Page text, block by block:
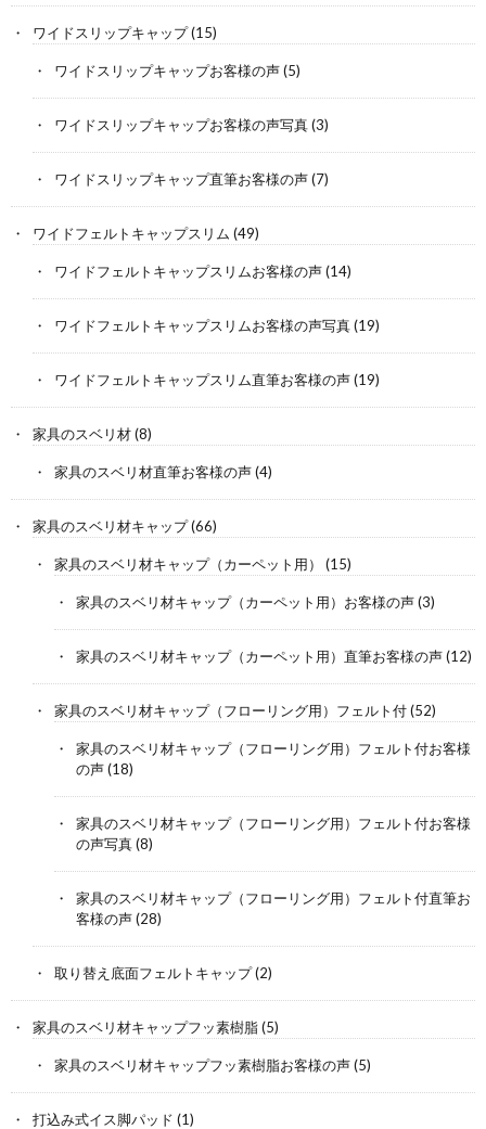
ワイドスリップキャップ(15)
ワイドスリップキャップお客様の声(5)
ワイドスリップキャップお客様の声写真(3)
ワイドスリップキャップ直筆お客様の声(7)
ワイドフェルトキャップスリム (49)
ワイドフェルトキャップスリムお客様の声(14)
ワイドフェルトキャップスリムお客様の声写真(19)
ワイドフェルトキャップスリム直筆お客様の声(19)
家具のスベリ材(8)
家具のスベリ材直筆お客様の声(4)
家具のスベリ材キャップ(66)
家具のスベリ材キャップ（カーペット用） (15)
家具のスベリ材キャップ（カーペット用）お客様の声(3)
家具のスベリ材キャップ（カーペット用）直筆お客様の声(12)
家具のスベリ材キャップ（フローリング用）フェルト付(52)
家具のスベリ材キャップ（フローリング用）フェルト付お客様
の声(18)
家具のスベリ材キャップ（フローリング用）フェルト付お客様
の声写真(8)
家具のスベリ材キャップ（フローリング用）フェルト付直筆お
客様の声(28)
取り替え底面フェルトキャップ(2)
家具のスベリ材キャップフッ素樹脂(5)
家具のスベリ材キャップフッ素樹脂お客様の声(5)
打込み式イス脚パッド (1)